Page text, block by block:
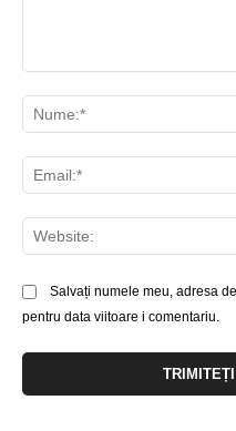
Salvați numele meu, adresa
pentru data viitoare i comentariu.